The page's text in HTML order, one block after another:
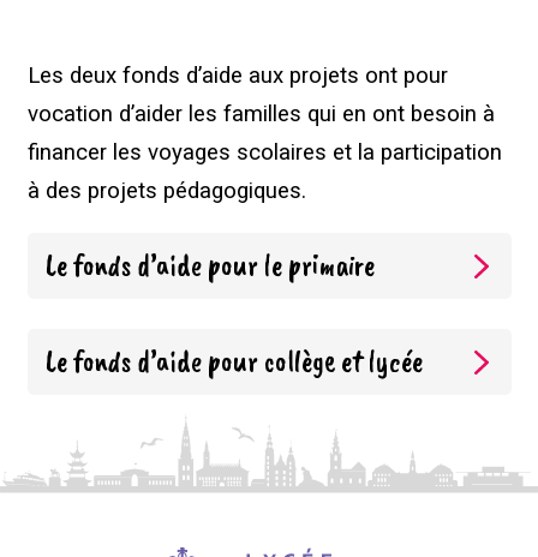
Les deux fonds d’aide aux projets ont pour
vocation d’aider les familles qui en ont besoin à
financer les voyages scolaires et la participation
à des projets pédagogiques.
Le fonds d’aide pour le primaire
Le fonds d’aide pour collège et lycée